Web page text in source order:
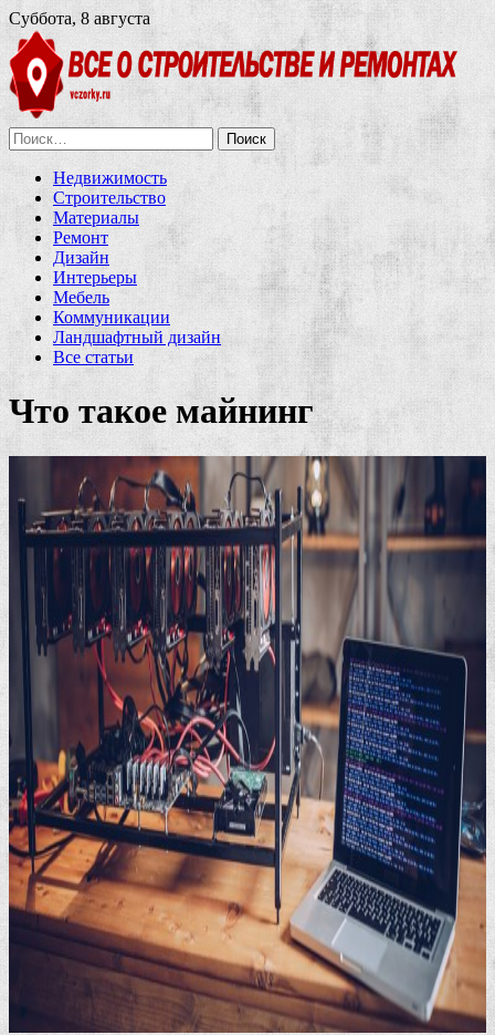
Суббота, 8 августа
Найти:
Недвижимость
Строительство
Материалы
Ремонт
Дизайн
Интерьеры
Мебель
Коммуникации
Ландшафтный дизайн
Все статьи
Что такое майнинг